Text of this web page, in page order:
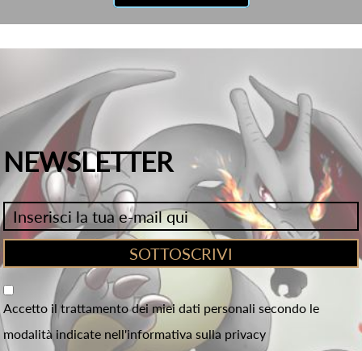
NEWSLETTER
Accetto il trattamento dei miei dati personali secondo le
modalità indicate nell'informativa sulla privacy